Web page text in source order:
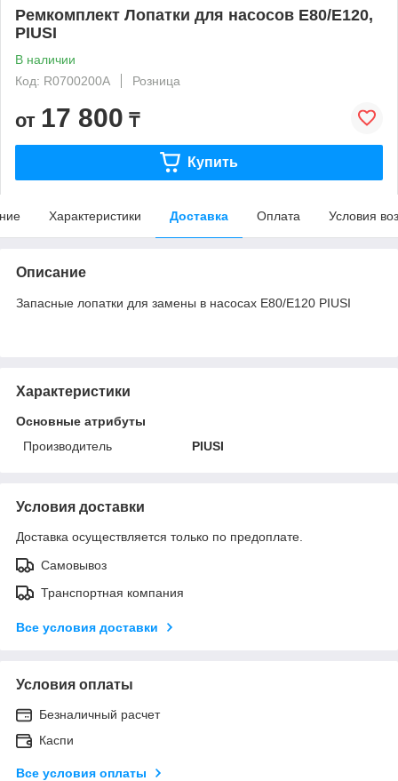
Ремкомплект Лопатки для насосов E80/E120,
PIUSI
В наличии
Код: R0700200A
Розница
от 17 800 ₸
Купить
Характеристики Доставка Оплата Условия
Описание
Запасные лопатки для замены в насосах Е80/Е120 PIUSI
Характеристики
Основные атрибуты
Производитель
PIUSI
Условия доставки
Доставка осуществляется только по предоплате.
Самовывоз
Транспортная компания
Все условия доставки
Условия оплаты
Безналичный расчет
Каспи
Все условия оплаты